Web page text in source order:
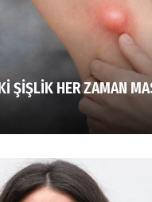
ŞİŞLİK HER ZAMAN